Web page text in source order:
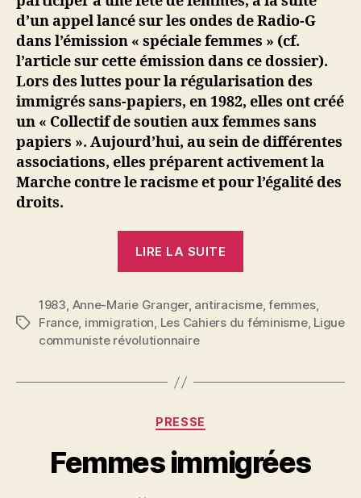
d’un appel lancé sur les ondes de Radio-G
dans l’émission « spéciale femmes » (cf.
l’article sur cette émission dans ce dossier).
Lors des luttes pour la régularisation des
immigrés sans-papiers, en 1982, elles ont créé
un « Collectif de soutien aux femmes sans
papiers ». Aujourd’hui, au sein de différentes
associations, elles préparent activement la
Marche contre le racisme et pour l’égalité des
droits.
LIRE LA SUITE
:
Des
Étiquettes
1983, Anne-Marie Granger, antiracisme,femmes,
France, immigration, Les Cahiers du féminisme, Ligue
communiste révolutionnaire
Catégories
PRESSE
Femmes immigrées